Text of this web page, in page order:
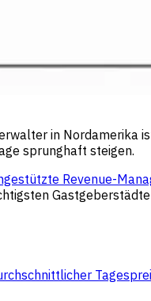
in Nordamerika
sprunghaft steigen.
Revenue-